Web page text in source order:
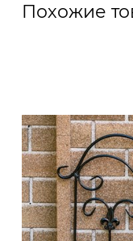
Похожие